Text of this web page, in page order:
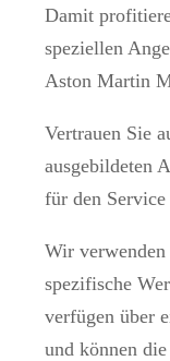
Damit
speziellen
Aston Martin
Vertrauen Sie
ausgebildeten
für den Service
Wir
spezifische
verfügen über
und können